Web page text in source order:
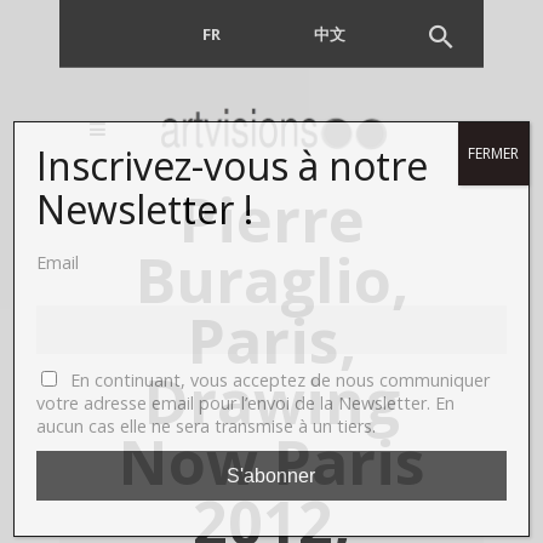
FR 中文
Pierre
Buraglio,
Paris,
Drawing
Now Paris
2012,
Inscrivez-vous à notre
Newsletter !
Email
En continuant, vous acceptez de nous communiquer
votre adresse email pour l’envoi de la Newsletter. En
aucun cas elle ne sera transmise à un tiers.
FERMER